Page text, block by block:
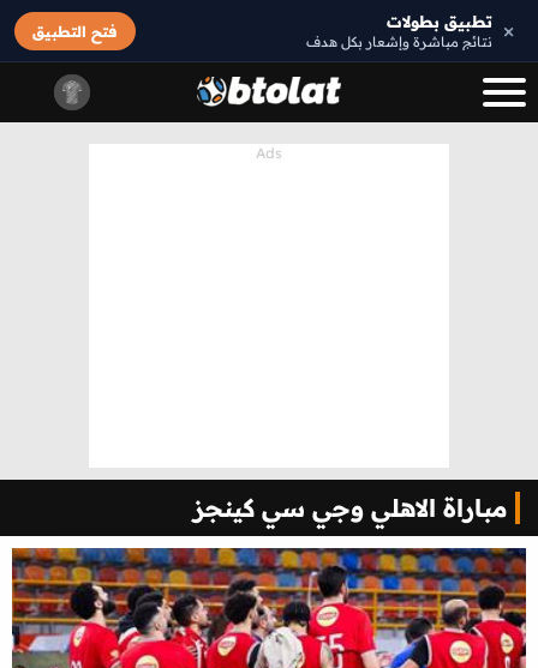
× تطبيق بطولات
نتائج مباشرة وإشعار بكل هدف
فتح التطبيق
مباراة الاهلي وجي سي كينجز